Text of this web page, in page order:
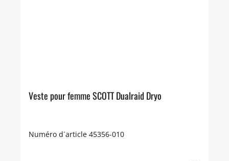
Veste pour femme SCOTT Dualraid Dryo
Numéro d´article 45356-010